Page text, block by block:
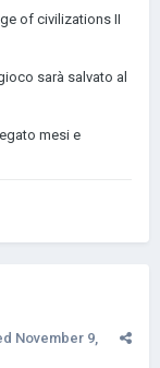
of civilizations II
sarà salvato al
mesi e
November 9,